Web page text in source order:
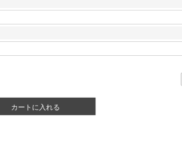
カートに入れる